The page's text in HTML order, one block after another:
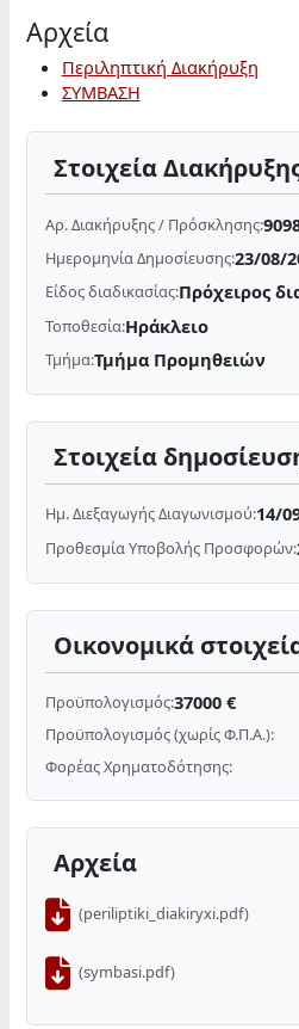
Αρχεία
Περιληπτική Διακήρυξη
ΣΥΜΒΑΣΗ
Στοιχεία
Αρ. Διακήρυξης / Πρόσκλησης:
Ημερομηνία Δημοσίευσης:23/08/
Είδος διαδικασίας:Πρόχειρος
Τοποθεσία:Ηράκλειο
Τμήμα:Τμήμα Προμηθειών
Στοιχεία
Ημ. Διεξαγωγής Διαγωνισμού:14/
Προθεσμία Υποβολής Προσφορών:
Οικονομικά
Προϋπολογισμός:37000 €
Προϋπολογισμός (χωρίς Φ.Π.Α.):
Φορέας Χρηματοδότησης:
Αρχεία
(periliptiki_diakiryxi.pdf)
(symbasi.pdf)